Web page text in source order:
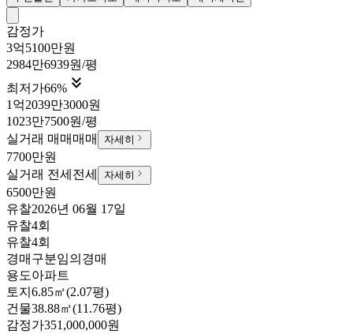
감정가
3억5100만원
2984만6939원/평
최저가66% 
1억2039만3000원
1023만7500원/평
실거래 매매 매매 자세히
7700만원
실거래 전세 전세 자세히
6500만원
유찰2026년 06월 17일
유찰4회
유찰4회
경매구분임의경매
용도아파트
토지 6.85㎡(2.07평)
건물38.88㎡(11.76평)
감정가351,000,000원